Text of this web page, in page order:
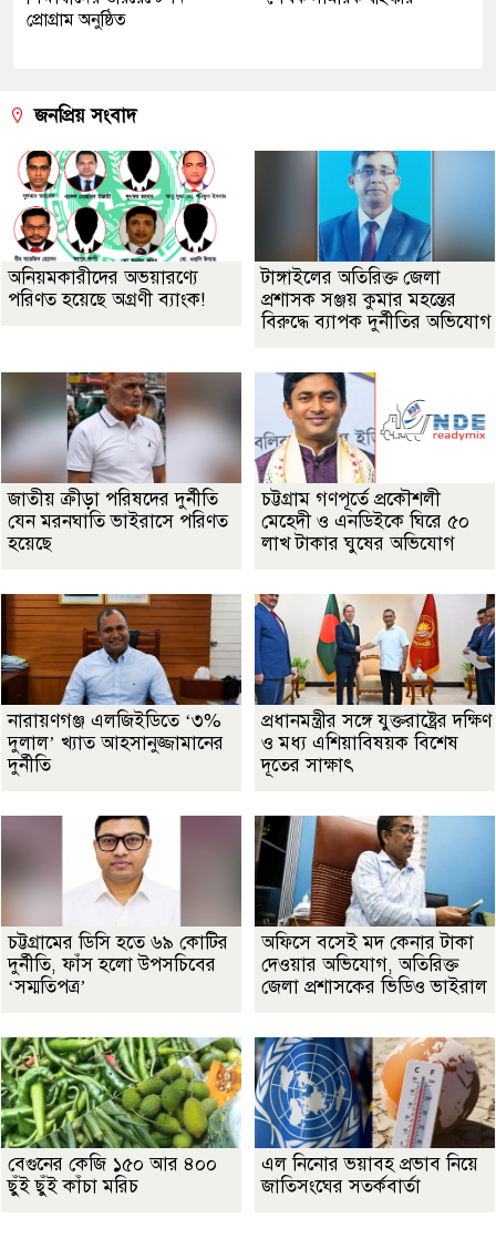
প্রোগ্রাম অনুষ্ঠিত
জনপ্রিয় সংবাদ
অনিয়মকারীদের অভয়ারণ্যে
পরিণত হয়েছে অগ্রণী ব্যাংক!
টাঙ্গাইলের অতিরিক্ত জেলা
প্রশাসক সঞ্জয় কুমার মহন্তের
বিরুদ্ধে ব্যাপক দুর্নীতির অভিযোগ
জাতীয় ক্রীড়া পরিষদের দুর্নীতি
যেন মরনঘাতি ভাইরাসে পরিণত
হয়েছে
চট্টগ্রাম গণপূর্তে প্রকৌশলী
মেহেদী ও এনডিইকে ঘিরে ৫০
লাখ টাকার ঘুষের অভিযোগ
নারায়ণগঞ্জ এলজিইডিতে ‘৩%
দুলাল’ খ্যাত আহসানুজ্জামানের
দুর্নীতি
প্রধানমন্ত্রীর সঙ্গে যুক্তরাষ্ট্রের দক্ষিণ
ও মধ্য এশিয়াবিষয়ক বিশেষ
দূতের সাক্ষাৎ
চট্টগ্রামের ডিসি হতে ৬৯ কোটির
দুর্নীতি, ফাঁস হলো উপসচিবের
‘সম্মতিপত্র’
অফিসে বসেই মদ কেনার টাকা
দেওয়ার অভিযোগ, অতিরিক্ত
জেলা প্রশাসকের ভিডিও ভাইরাল
বেগুনের কেজি ১৫০ আর ৪০০
ছুঁই ছুঁই কাঁচা মরিচ
এল নিনোর ভয়াবহ প্রভাব নিয়ে
জাতিসংঘের সতর্কবার্তা